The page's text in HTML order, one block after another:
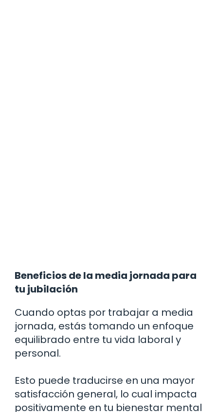
Beneficios de la media jornada para
tu jubilación
Cuando optas por trabajar a media
jornada, estás tomando un enfoque
equilibrado entre tu vida laboral y
personal.
Esto puede traducirse en una mayor
satisfacción general, lo cual impacta
positivamente en tu bienestar mental